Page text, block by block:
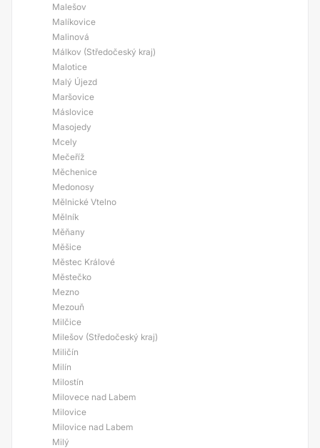
Malešov
Malíkovice
Malinová
Málkov (Středočeský kraj)
Malotice
Malý Újezd
Maršovice
Máslovice
Masojedy
Mcely
Mečeříž
Měchenice
Medonosy
Mělnické Vtelno
Mělník
Měňany
Měšice
Městec Králové
Městečko
Mezno
Mezouň
Milčice
Milešov (Středočeský kraj)
Miličín
Milín
Milostín
Milovece nad Labem
Milovice
Milovice nad Labem
Milý